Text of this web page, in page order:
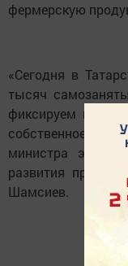
фермерскую
«Сегодня в
тысяч
фиксируем
собственное
министра
развития
Шамсиев.